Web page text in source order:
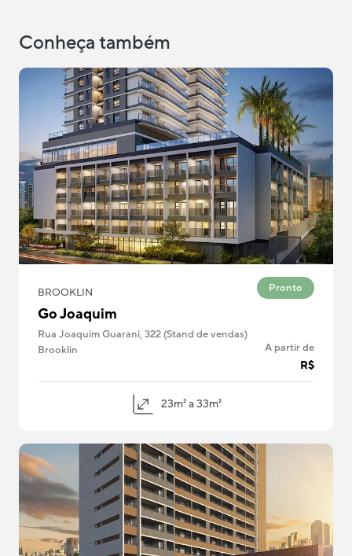
Conheça também
BROOKLIN Pronto
Go Joaquim
Rua Joaquim Guarani, 322 (Stand de vendas)
Brooklin
A partir de
R$
23m² a 33m²